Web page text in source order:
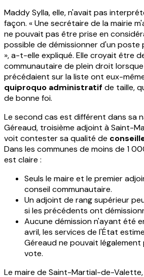
Maddy Sylla, elle, n'avait pas
façon. « Une secrétaire de la mairie
ne pouvait pas être prise en
possible de démissionner d'un
», a-t-elle expliqué. Elle croyait être
communautaire de plein droit lorsque
précédaient sur la liste ont eux-
quiproquo administratif de taille,
de bonne foi.
Le second cas est différent dans sa
Géreaud, troisième adjoint à Saint-
voit contester sa qualité de
Dans les communes de moins de 1
est claire :
Seuls le maire et le premier
conseil communautaire.
Un adjoint de rang supérieur
si les précédents ont
Aucune démission n'ayant été
avril, les services de l'État
Géreaud ne pouvait
vote.
Le maire de Saint-Martial-de-Valette,